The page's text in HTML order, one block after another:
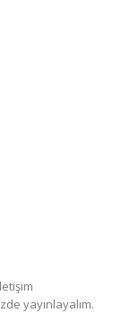
yayınlayalım.